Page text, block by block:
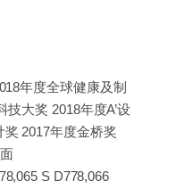
年度全球健康及制
大奖 2018年度A’设
2017年度金桥奖
S D778,066